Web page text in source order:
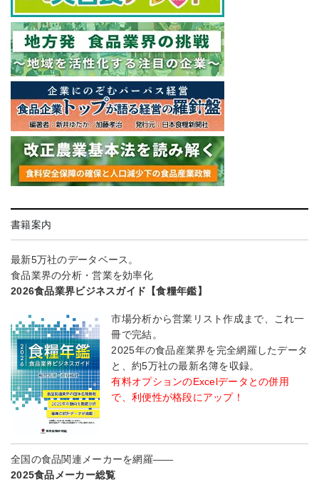
書籍案内
最新5万社のデータベース。
食品業界の分析・営業を効率化
2026食品業界ビジネスガイド【食糧年鑑】
市場分析から営業リスト作成まで、これ一
冊で完結。
2025年の食品産業界を完全網羅したデータ
と、約5万社の最新名簿を収録。
有料オプションのExcelデータとの併用
で、利便性が格段にアップ！
全国の食品関連メーカーを網羅――
2025食品メーカー総覧